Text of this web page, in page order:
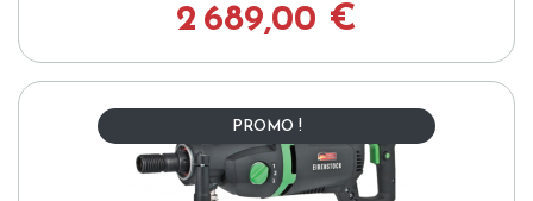
2 689,00 €
PROMO !